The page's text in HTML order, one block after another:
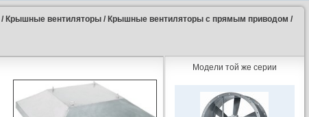
/ Крышные вентиляторы / Крышные вентиляторы с прямым приводом /
Модели той же серии